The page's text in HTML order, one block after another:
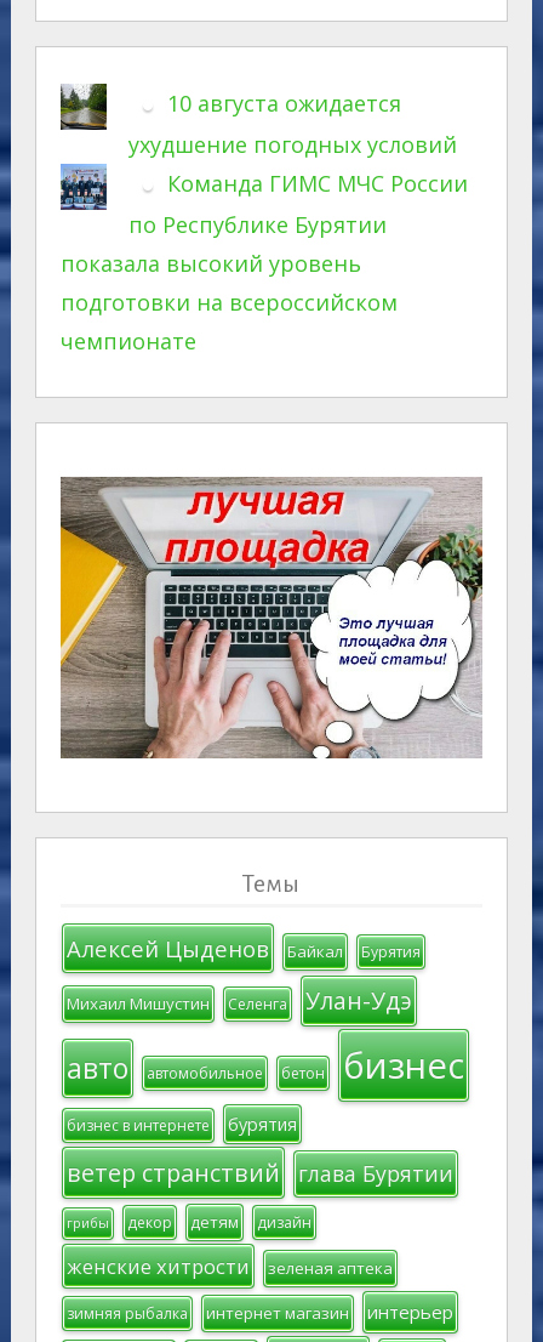
10 августа ожидается
ухудшение погодных условий
Команда ГИМС МЧС России
по Республике Бурятии
показала высокий уровень
подготовки на всероссийском
чемпионате
Темы
Алексей Цыденов Байкал Бурятия
Михаил Мишустин Селенга Улан-Удэ
авто автомобильное бетон бизнес
бизнес в интернете бурятия
ветер странствий глава Бурятии
грибы декор детям дизайн
женские хитрости зеленая аптека
зимняя рыбалка интернет магазин интерьер